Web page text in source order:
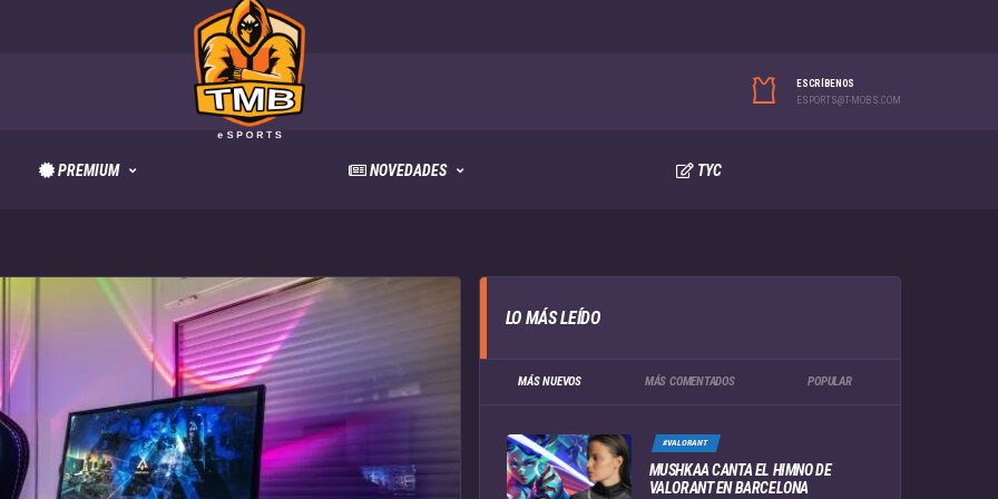
ESCRÍBENOS
ESPORTS@T-MOBS.COM
PREMIUM NOVEDADES TYC
LO MÁS LEÍDO
MÁS NUEVOS MÁS COMENTADOS POPULAR
#VALORANT
MUSHKAA CANTA EL HIMNO DE
VALORANT EN BARCELONA